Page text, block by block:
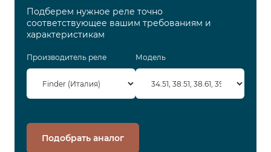
Подберем нужное реле точно
соответствующее вашим требованиям и
характеристикам
Производитель реле Модель
Подобрать аналог